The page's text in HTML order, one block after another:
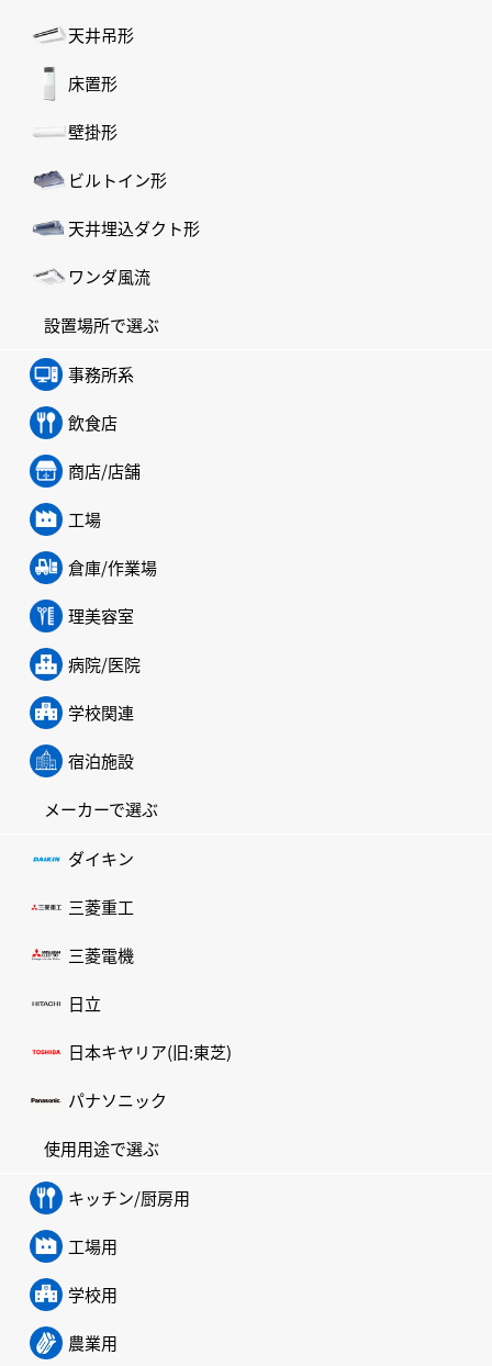
天井吊形
床置形
壁掛形
ビルトイン形
天井埋込ダクト形
ワンダ風流
設置場所で選ぶ
事務所系
飲食店
商店/店舗
工場
倉庫/作業場
理美容室
病院/医院
学校関連
宿泊施設
メーカーで選ぶ
ダイキン
三菱重工
三菱電機
日立
日本キヤリア(旧:東芝)
パナソニック
使用用途で選ぶ
キッチン/厨房用
工場用
学校用
農業用